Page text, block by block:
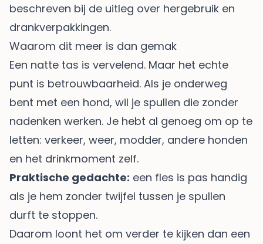
beschreven bij de uitleg over hergebruik en
drankverpakkingen.
Waarom dit meer is dan gemak
Een natte tas is vervelend. Maar het echte
punt is betrouwbaarheid. Als je onderweg
bent met een hond, wil je spullen die zonder
nadenken werken. Je hebt al genoeg om op te
letten: verkeer, weer, modder, andere honden
en het drinkmoment zelf.
Praktische gedachte: een fles is pas handig
als je hem zonder twijfel tussen je spullen
durft te stoppen.
Daarom loont het om verder te kijken dan een